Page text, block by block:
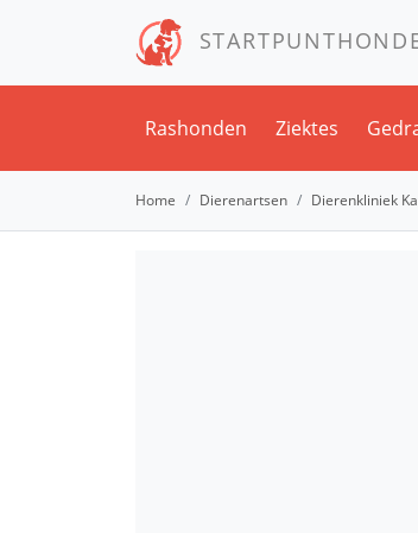
Rashonden Ziektes
Home Dierenartsen Dierenkliniek